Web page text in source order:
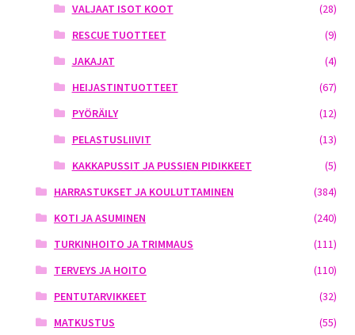
VALJAAT ISOT KOOT
(28)
RESCUE TUOTTEET
(9)
JAKAJAT
(4)
HEIJASTINTUOTTEET
(67)
PYÖRÄILY
(12)
PELASTUSLIIVIT
(13)
KAKKAPUSSIT JA PUSSIEN PIDIKKEET
(5)
HARRASTUKSET JA KOULUTTAMINEN
(384)
KOTI JA ASUMINEN
(240)
TURKINHOITO JA TRIMMAUS
(111)
TERVEYS JA HOITO
(110)
PENTUTARVIKKEET
(32)
MATKUSTUS
(55)